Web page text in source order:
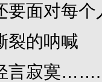
面对每个
的呐喊
言寂寞…….